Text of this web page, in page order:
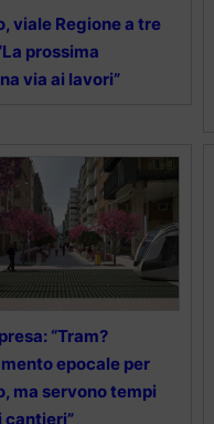
viale Regione a tre
prossima
via ai lavori”
“Tram?
epocale per
ma servono tempi
cantieri”